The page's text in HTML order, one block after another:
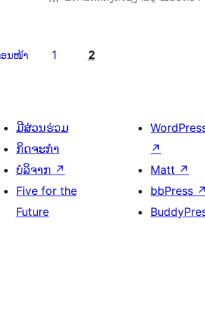
ນໜ້າ 1 2
ມີສ່ວນຮ່ວມ
ກິດຈະກຳ
ບໍລິຈາກ ↗
Five for the
Future
↗
Matt ↗
bbPress ↗